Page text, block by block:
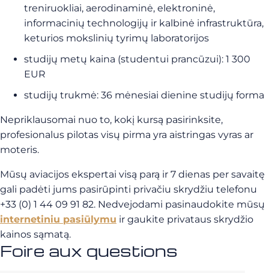
treniruokliai, aerodinaminė, elektroninė,
informacinių technologijų ir kalbinė infrastruktūra,
keturios mokslinių tyrimų laboratorijos
studijų metų kaina (studentui prancūzui): 1 300
EUR
studijų trukmė: 36 mėnesiai dienine studijų forma
Nepriklausomai nuo to, kokį kursą pasirinksite,
profesionalus pilotas visų pirma yra aistringas vyras ar
moteris.
Mūsų aviacijos ekspertai visą parą ir 7 dienas per savaitę
gali padėti jums pasirūpinti privačiu skrydžiu telefonu
+33 (0) 1 44 09 91 82. Nedvejodami pasinaudokite mūsų
internetiniu pasiūlymu ir gaukite privataus skrydžio
kainos sąmatą.
Foire aux questions